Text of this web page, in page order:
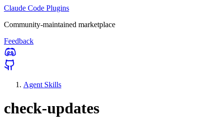
Claude Code Plugins
Community-maintained marketplace
Feedback
Agent Skills
check-updates